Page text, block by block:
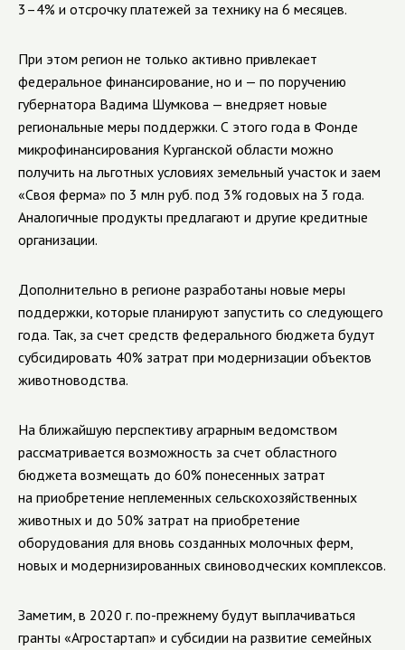
3–4% и отсрочку платежей за технику на 6 месяцев.
При этом регион не только активно привлекает
федеральное финансирование, но и — по поручению
губернатора Вадима Шумкова — внедряет новые
региональные меры поддержки. С этого года в Фонде
микрофинансирования Курганской области можно
получить на льготных условиях земельный участок и заем
«Своя ферма» по 3 млн руб. под 3% годовых на 3 года.
Аналогичные продукты предлагают и другие кредитные
организации.
Дополнительно в регионе разработаны новые меры
поддержки, которые планируют запустить со следующего
года. Так, за счет средств федерального бюджета будут
субсидировать 40% затрат при модернизации объектов
животноводства.
На ближайшую перспективу аграрным ведомством
рассматривается возможность за счет областного
бюджета возмещать до 60% понесенных затрат
на приобретение неплеменных сельскохозяйственных
животных и до 50% затрат на приобретение
оборудования для вновь созданных молочных ферм,
новых и модернизированных свиноводческих комплексов.
Заметим, в 2020 г. по-прежнему будут выплачиваться
гранты «Агростартап» и субсидии на развитие семейных